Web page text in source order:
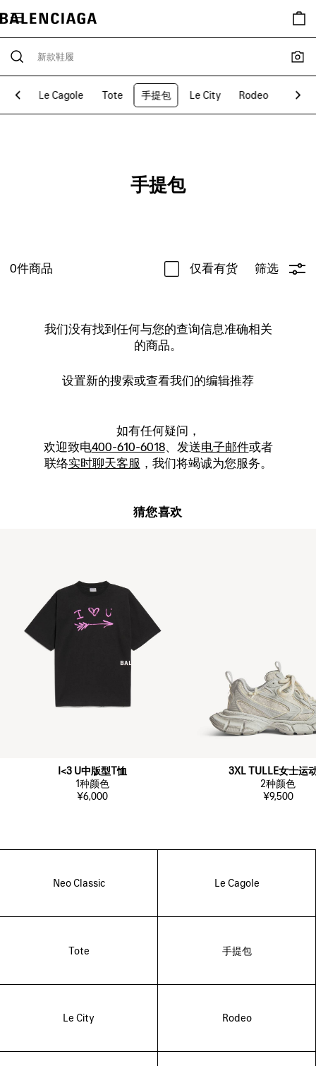
Le Cagole Tote 手提包 Le City Rodeo Belair
手提包
0件商品 仅看有货 筛选
我们没有找到任何与您的查询信息准确相关
的商品。
设置新的搜索或查看我们的编辑推荐
如有任何疑问，
欢迎致电400-610-6018、发送电子邮件或者
联络实时聊天客服 ，我们将竭诚为您服务。
猜您喜欢
I<3 U中版型T恤
1种颜色
¥6,000
3XL TULLE女士运
2种颜色
¥9,500
Neo Classic Le Cagole
Tote 手提包
Le City Rodeo